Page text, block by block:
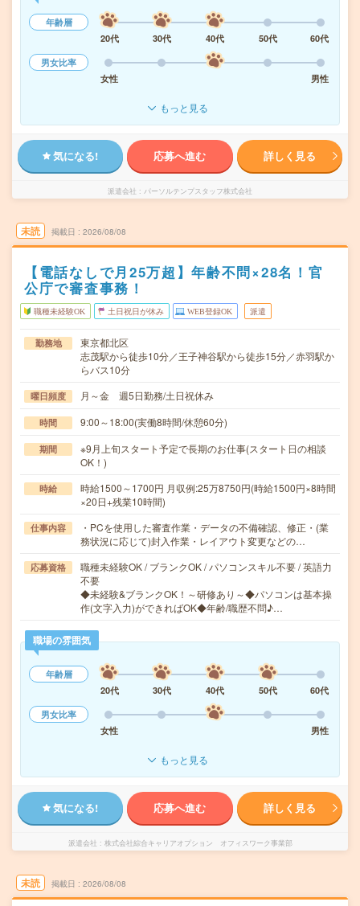
年齢層
20代
30代 40代 50代
60代
男女比率
女性
男性
もっと見る
気になる! 応募へ進む 詳しく見る
派遣会社 パーソルテンプスタッフ株式会社
未読 掲載日 2026/08/08
【電話なしで月25万超】年齢不問×28名！官
公庁で審査事務！
職種未経験OK 土日祝日が休み WEB登録OK 派遣
勤務地
東京都北区
志茂駅から徒歩10分／王子神谷駅から徒歩15分／赤羽駅か
らバス10分
曜日頻度 月～金 週5日勤務/土日祝休み
時間 9:00～18:00(実働8時間/休憩60分)
期間
※9月上旬スタート予定で長期のお仕事(スタート日の相談
OK！)
時給
時給1500～1700円 月収例:25万8750円(時給1500円×8時間
×20日+残業10時間)
仕事内容
・PCを使用した審査作業・データの不備確認、修正・(業
務状況に応じて)封入作業・レイアウト変更などの…
応募資格
職種未経験OK / ブランクOK / パソコンスキル不要 / 英語力
不要
◆未経験&ブランクOK！～研修あり～◆パソコンは基本操
作(文字入力)ができればOK◆年齢/職歴不問♪…
職場の雰囲気
年齢層
20代
30代 40代 50代
60代
男女比率
女性
男性
もっと見る
気になる! 応募へ進む 詳しく見る
派遣会社 株式会社綜合キャリアオプション オフィスワーク事業部
未読 掲載日 2026/08/08